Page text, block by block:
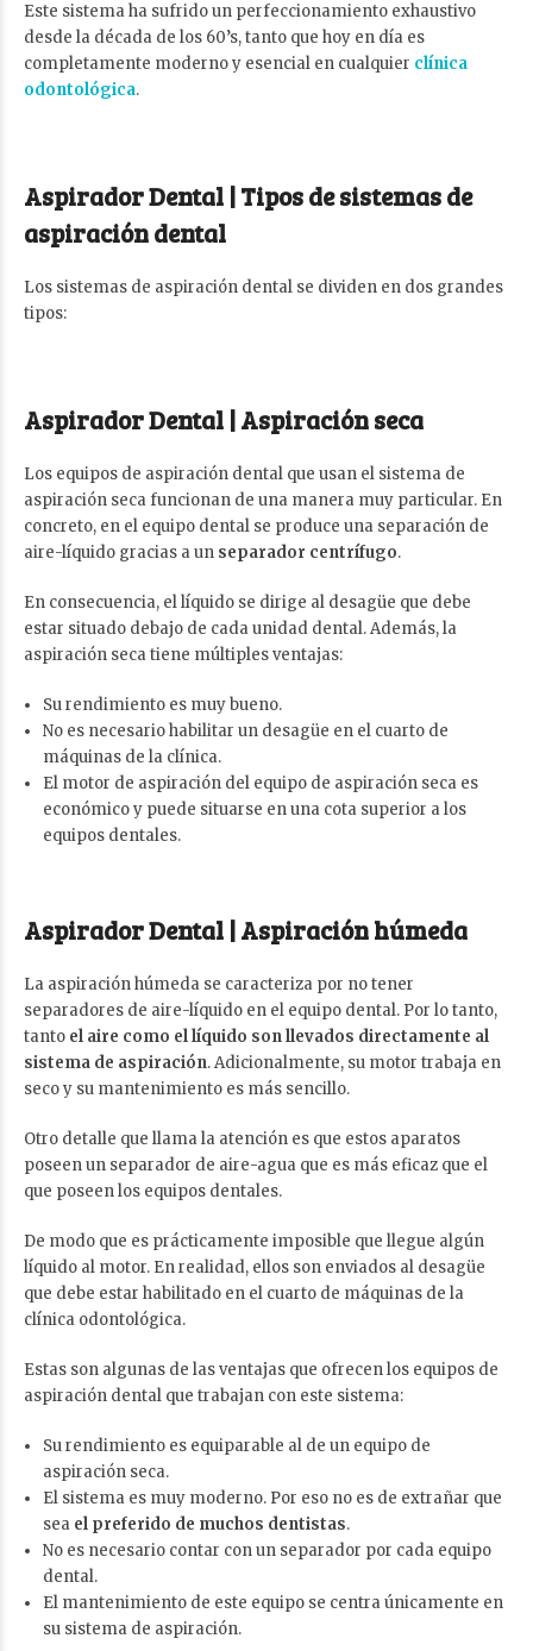
Este sistema ha sufrido un perfeccionamiento exhaustivo
desde la década de los 60’s, tanto que hoy en día es
completamente moderno y esencial en cualquier clínica
odontológica.
Aspirador Dental | Tipos de sistemas de
aspiración dental
Los sistemas de aspiración dental se dividen en dos grandes
tipos:
Aspirador Dental |Aspiración seca
Los equipos de aspiración dental que usan el sistema de
aspiración seca funcionan de una manera muy particular. En
concreto, en el equipo dental se produce una separación de
aire-líquido gracias a un separador centrífugo.
En consecuencia, el líquido se dirige al desagüe que debe
estar situado debajo de cada unidad dental. Además, la
aspiración seca tiene múltiples ventajas:
Su rendimiento es muy bueno.
No es necesario habilitar un desagüe en el cuarto de
máquinas de la clínica.
El motor de aspiración del equipo de aspiración seca es
económico y puede situarse en una cota superior a los
equipos dentales.
Aspirador Dental |Aspiración húmeda
La aspiración húmeda se caracteriza por no tener
separadores de aire-líquido en el equipo dental. Por lo tanto,
tanto el aire como el líquido son llevados directamente al
sistema de aspiración. Adicionalmente, su motor trabaja en
seco y su mantenimiento es más sencillo.
Otro detalle que llama la atención es que estos aparatos
poseen un separador de aire-agua que es más eficaz que el
que poseen los equipos dentales.
De modo que es prácticamente imposible que llegue algún
líquido al motor. En realidad, ellos son enviados al desagüe
que debe estar habilitado en el cuarto de máquinas de la
clínica odontológica.
Estas son algunas de las ventajas que ofrecen los equipos de
aspiración dental que trabajan con este sistema:
Su rendimiento es equiparable al de un equipo de
aspiración seca.
El sistema es muy moderno. Por eso no es de extrañar que
sea el preferido de muchos dentistas.
No es necesario contar con un separador por cada equipo
dental.
El mantenimiento de este equipo se centra únicamente en
su sistema de aspiración.